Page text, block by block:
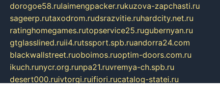
dorogoe58.rulaimengpacker.rukuzova-zapchasti.ru
sageerp.rutaxodrom.rudsrazvitie.ruhardcity.net.ru
ratinghomegames.rutopservice25.rugubernyan.ru
gtglasslined.ruii4.rutssport.spb.ruandorra24.com
blackwallstreet.ruoboimos.ruoptim-doors.com.ru
ikuch.runycr.org.runpa21.ruvremya-ch.spb.ru
desert000.ruivtorgi.ruifiori.rucatalog-statei.ru